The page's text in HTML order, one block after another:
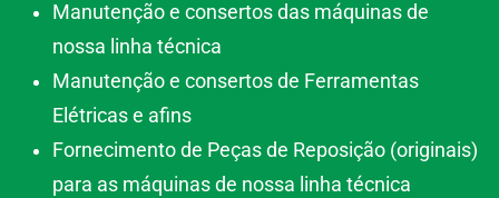
Manutenção e consertos das máquinas de
nossa linha técnica
Manutenção e consertos de Ferramentas
Elétricas e afins
Fornecimento de Peças de Reposição (originais)
para as máquinas de nossa linha técnica